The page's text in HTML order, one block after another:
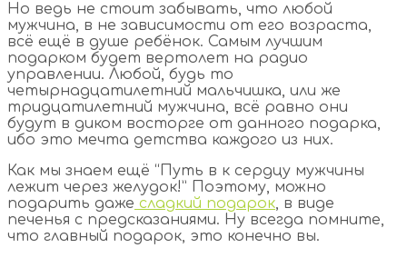
Но ведь не стоит забывать, что любой
мужчина, в не зависимости от его возраста,
всё ещё в душе ребёнок. Самым лучшим
подарком будет вертолет на радио
управлении. Любой, будь то
четырнадцатилетний мальчишка, или же
тридцатилетний мужчина, всё равно они
будут в диком восторге от данного подарка,
ибо это мечта детства каждого из них.
Как мы знаем ещё “Путь в к сердцу мужчины
лежит через желудок!” Поэтому, можно
подарить даже сладкий подарок, в виде
печенья с предсказаниями. Ну всегда помните,
что главный подарок, это конечно вы.